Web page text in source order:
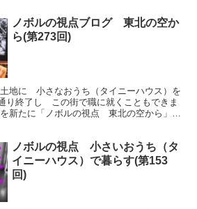
ノボルの視点ブログ 東北の空か
ら(第273回)
地に 小さなおうち（タイニーハウス）を
終了し この街で職に就くこともできま
新たに「ノボルの視点 東北の空から」に
ノボルの視点 小さいおうち（タ
イニーハウス）で暮らす(第153
回)